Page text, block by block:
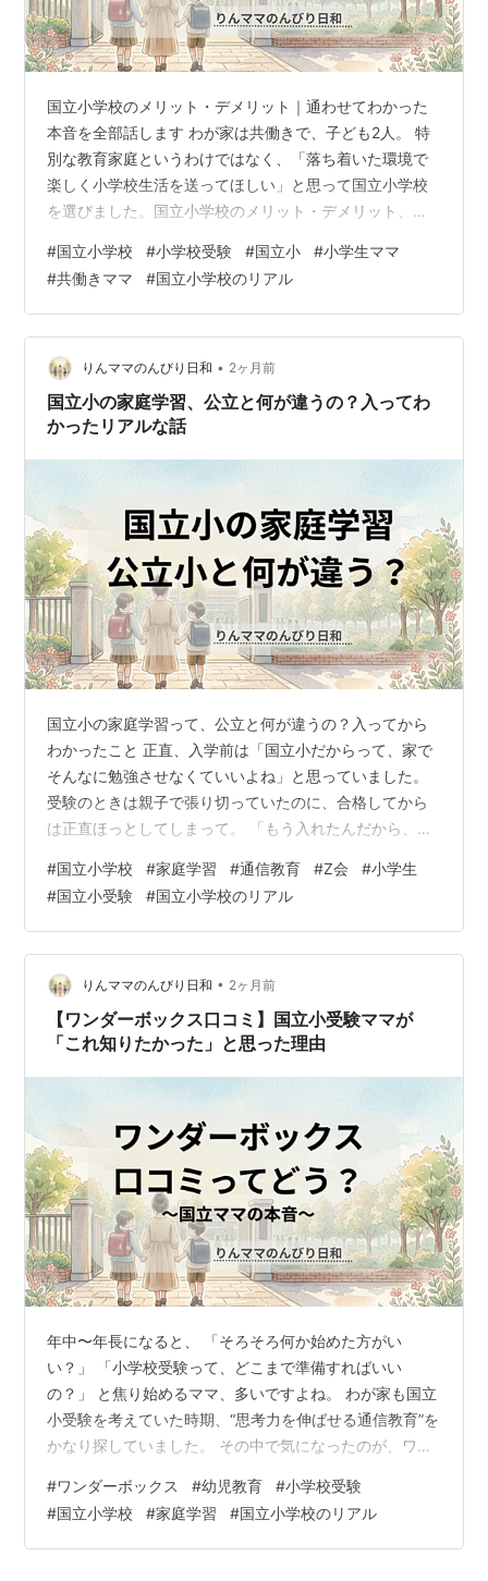
国立小学校のメリット・デメリット｜通わせてわかった
本音を全部話します わが家は共働きで、子ども2人。 特
別な教育家庭というわけではなく、「落ち着いた環境で
楽しく小学校生活を送ってほしい」と思って国立小学校
を選びました。国立小学校のメリット・デメリット、正
年目。 入学前は「絶対よかったはず！」と思っていたの
に、通わせてみてはじめてわかることが、想像以上にた
くさんありました。 「受験、頑張って合格させてよかっ
た」と心から思う瞬間もあれば、「これは聞いてなかっ
たよ…」と膝から崩れ落ちそうになった瞬間も（笑）。
実際、わたし自身も受験前は、 「国立小…
#国立小学校 #小学校受験 #国立小 #小学生ママ
#共働きママ #国立小学校のリアル
りんママのんびり日和 • 2ヶ月前
国立小の家庭学習、公立と何が違うの？入ってわ
かったリアルな話
国立小の家庭学習って、公立と何が違うの？入ってから
わかったこと 正直、入学前は「国立小だからって、家で
そんなに勉強させなくていいよね」と思っていました。
受験のときは親子で張り切っていたのに、合格してから
は正直ほっとしてしまって。 「もう入れたんだから、あ
かなるか」 そんな気持ちでいたんです。 でも実際に入学
してみると、思っていたより家庭学習の存在感が大きい
ことに気づきました。 懇談会でほかのお母さんたちと話
していると、 「毎日ドリルをやっています」「塾の宿題
が結構あって」「通信教育を続けています」 という話が
自然に出てきます。 もちろん全員で…
#国立小学校 #家庭学習 #通信教育 #Z会 #小学生
#国立小受験 #国立小学校のリアル
りんママのんびり日和 • 2ヶ月前
【ワンダーボックス口コミ】国立小受験ママが
「これ知りたかった」と思った理由
年中〜年長になると、 「そろそろ何か始めた方がい
い？」 「小学校受験って、どこまで準備すればいい
の？」 と焦り始めるママ、多いですよね。 わが家も国立
小受験を考えていた時期、“思考力を伸ばせる通信教育”を
かなり探していました。 その中で気になったのが、ワン
て、実際どうなんだろう？」 「受験準備にも役立つのか
な？」 と調べた記憶があります。 実際にわが家で受講し
たわけではありませんが、当時かなり真剣に比較検討し
#ワンダーボックス #幼児教育 #小学校受験
#国立小学校 #家庭学習 #国立小学校のリアル